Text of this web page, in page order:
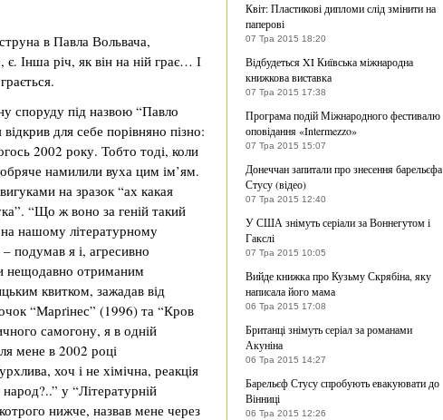
в Павла Вольвача,
є. Інша річ, як він на ній грає… І
споруду під назвою “Павло
для себе порівняно пізно:
2002 року. Тобто тоді, коли
намилили вуха цим ім’ям.
на зразок “ах какая
“Що ж воно за геній такий
нашому літературному
– подумав я і, агресивно
нещодавно отриманим
квитком, зажадав від
“Марґінес” (1996) та “Кров
самогону, я в одній
мене в 2002 році
хоч і не хімічна, реакція
у “Літературній
нижче, назвав мене через
Квіт: Пластикові дипломи слід змінити на
паперові
07 Тра 2015 18:20
Відбудеться XI Київська міжнародна
книжкова виставка
07 Тра 2015 17:38
Програма подій Міжнародного фестивалю
оповідання «Intermezzo»
07 Тра 2015 15:07
Донеччан запитали про знесення барельєфа
Стусу (відео)
07 Тра 2015 12:40
У США знімуть серіали за Воннегутом і
Гакслі
07 Тра 2015 10:05
Вийде книжка про Кузьму Скрябіна, яку
написала його мама
06 Тра 2015 17:08
Британці знімуть серіал за романами
Акуніна
06 Тра 2015 14:27
Барельєф Стусу спробують евакуювати до
Вінниці
06 Тра 2015 12:26